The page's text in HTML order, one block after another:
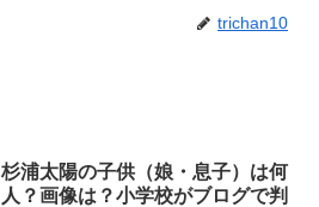
trichan10
杉浦太陽の子供（娘・息子）は何
人？画像は？小学校がブログで判